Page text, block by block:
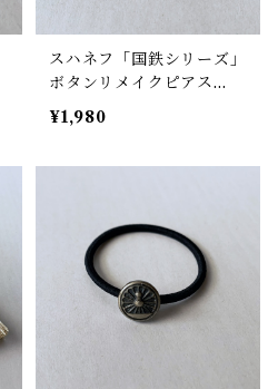
スハネフ「国鉄シリーズ」
ボタンリメイクピアス
（大）
¥1,980